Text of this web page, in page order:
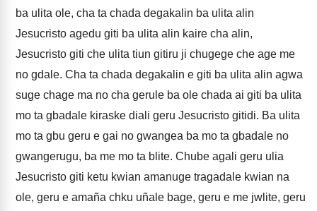
ba ulita ole, cha ta chada degakalin ba ulita alin
Jesucristo agedu giti ba ulita alin kaire cha alin,
Jesucristo giti che ulita tiun gitiru ji chugege che age me
no gdale. Cha ta chada degakalin e giti ba ulita alin agwa
suge chage ma no cha gerule ba ole chada ai giti ba ulita
mo ta gbadale kiraske diali geru Jesucristo gitidi. Ba ulita
mo ta gbu geru e gai no gwangea ba mo ta gbadale no
gwangerugu, ba me mo ta blite. Chube agali geru ulia
Jesucristo giti ketu kwian amanuge tragadale kwian na
ole, geru e amaña chku uñale bage, geru e me jwlite, geru